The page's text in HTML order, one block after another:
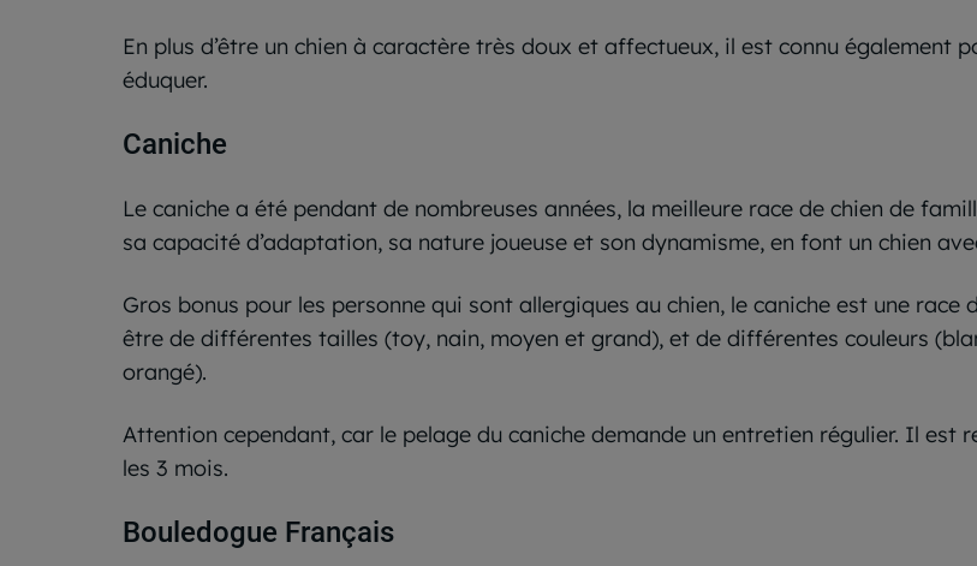
En plus d’être un chien à caractère très doux et affectueux, il est connu également
éduquer.
Caniche
Le caniche a été pendant de nombreuses années, la meilleure race de chien de
sa capacité d’adaptation, sa nature joueuse et son dynamisme, en font un chien
Gros bonus pour les personne qui sont allergiques au chien, le caniche est une
être de différentes tailles (toy, nain, moyen et grand), et de différentes couleurs
orangé).
Attention cependant, car le pelage du caniche demande un entretien régulier. Il est
les 3 mois.
Bouledogue Français